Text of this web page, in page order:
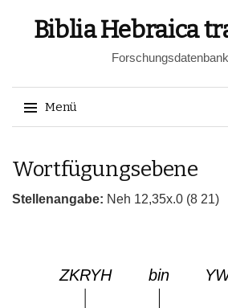
Biblia Hebraica
Menü
zum
Wortfügungsebene
Stellenangabe: Neh 12,35x.0 (8 21)